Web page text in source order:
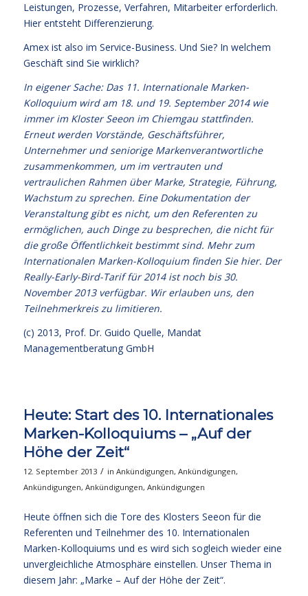
Leistungen, Prozesse, Verfahren, Mitarbeiter erforderlich.
Hier entsteht Differenzierung.
Amex ist also im Service-Business. Und Sie? In welchem
Geschäft sind Sie wirklich?
In eigener Sache: Das 11. Internationale Marken-
Kolloquium wird am 18. und 19. September 2014 wie
immer im Kloster Seeon im Chiemgau stattfinden.
Erneut werden Vorstände, Geschäftsführer,
Unternehmer und seniorige Markenverantwortliche
zusammenkommen, um im vertrauten und
vertraulichen Rahmen über Marke, Strategie, Führung,
Wachstum zu sprechen. Eine Dokumentation der
Veranstaltung gibt es nicht, um den Referenten zu
ermöglichen, auch Dinge zu besprechen, die nicht für
die große Öffentlichkeit bestimmt sind. Mehr zum
Internationalen Marken-Kolloquium finden Sie hier. Der
Really-Early-Bird-Tarif für 2014 ist noch bis 30.
November 2013 verfügbar. Wir erlauben uns, den
Teilnehmerkreis zu limitieren.
(c) 2013, Prof. Dr. Guido Quelle, Mandat
Managementberatung GmbH
Heute: Start des 10. Internationales
Marken-Kolloquiums – „Auf der
Höhe der Zeit“
12. September 2013 / in Ankündigungen, Ankündigungen,
Ankündigungen, Ankündigungen, Ankündigungen
Heute öffnen sich die Tore des Klosters Seeon für die
Referenten und Teilnehmer des 10. Internationalen
Marken-Kolloquiums und es wird sich sogleich wieder eine
unvergleichliche Atmosphäre einstellen. Unser Thema in
diesem Jahr: „Marke – Auf der Höhe der Zeit“.